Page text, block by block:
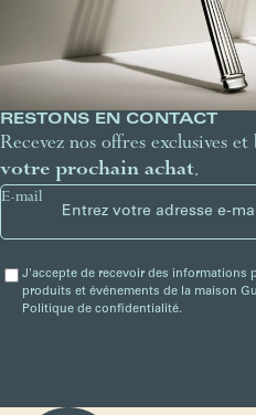
RESTONS EN CONTACT
Recevez nos offres exclusives et
votre prochain achat.
E-mail
J'accepte de recevoir des informations
produits et événements de la maison
Politique de confidentialité.